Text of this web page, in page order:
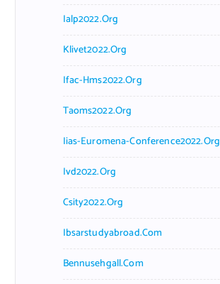
Ialp2022.org
Klivet2022.org
Ifac-Hms2022.org
Taoms2022.org
Iias-Euromena-Conference2022.org
Ivd2022.org
Csity2022.org
Ibsarstudyabroad.com
Bennusehgall.com